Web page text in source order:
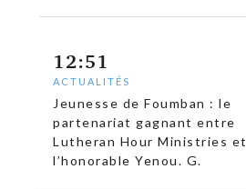
12:51
ACTUALITÉS
Jeunesse de Foumban : le
partenariat gagnant entre
Lutheran Hour Ministries et
l’honorable Yenou. G.